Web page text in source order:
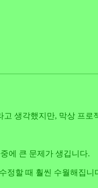
생각했지만, 막상 프
에 큰 문제가 생깁니다.
정할 때 훨씬 수월해집니